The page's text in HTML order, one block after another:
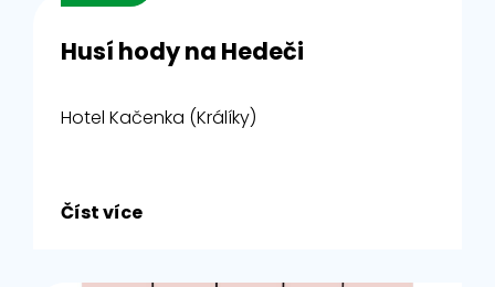
Husí hody na Hedeči
Hotel Kačenka (Králíky)
Číst více